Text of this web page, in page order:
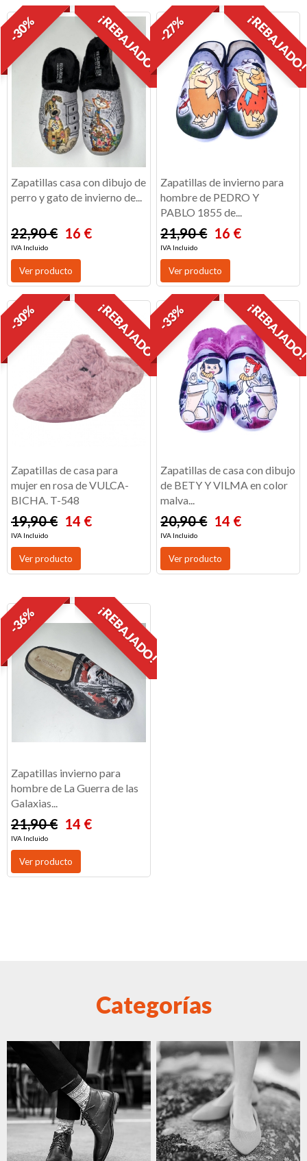
¡REBAJADO!
-30%
Zapatillas casa con dibujo de
perro y gato de invierno de...
22,90 € 16 €
IVA Incluido
Ver producto
-27%
Zapatillas de invierno para
hombre de PEDRO Y
PABLO 1855 de...
21,90 € 16 €
IVA Incluido
Ver producto
¡REBAJADO!
-30%
Zapatillas de casa para
mujer en rosa de VULCA-
BICHA. T-548
19,90 € 14 €
IVA Incluido
Ver producto
-33%
Zapatillas de casa con dibujo
de BETY Y VILMA en color
malva...
20,90 € 14 €
IVA Incluido
Ver producto
¡REBAJADO!
-36%
Zapatillas invierno para
hombre de La Guerra de las
Galaxias...
21,90 € 14 €
IVA Incluido
Ver producto
Categorías